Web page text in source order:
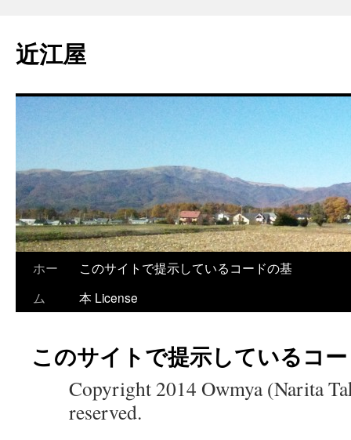
テ
ン
へ
近江屋
ホー
ム
このサイトで提示しているコードの基
本 License
このサイトで提示しているコ
Copyright 2014 Owmya (Narita
reserved.